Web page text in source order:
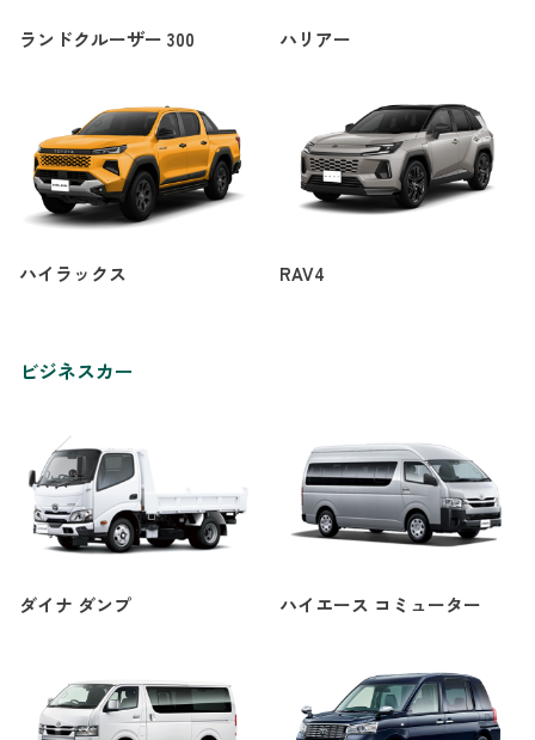
ランドクルーザー 300 ハリアー
ハイラックス RAV4
ビジネスカー
ダイナ ダンプ ハイエース コミューター